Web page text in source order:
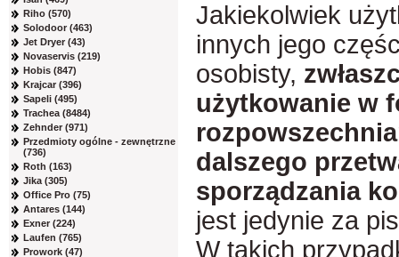
Riho (570)
Solodoor (463)
Jet Dryer (43)
Novaservis (219)
Hobis (847)
Krajcar (396)
Sapeli (495)
Trachea (8484)
Zehnder (971)
Przedmioty ogólne - zewnętrzne
(736)
Roth (163)
Jika (305)
Office Pro (75)
Antares (144)
Exner (224)
Laufen (765)
Prowork (47)
Jakiekolwiek
innych jego
osobisty,
użytkowanie w
dalszego
sporządzania
jest jedynie za
W takich